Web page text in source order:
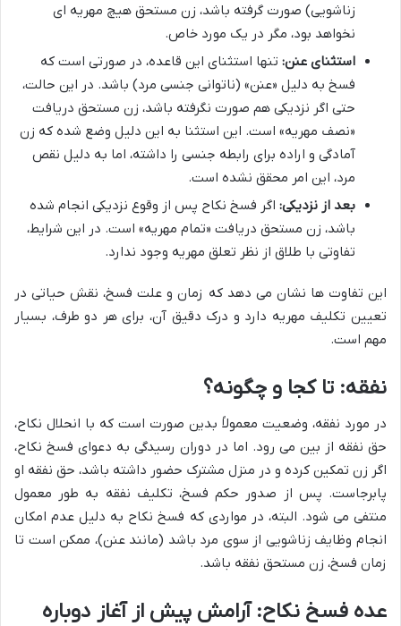
زناشویی) صورت گرفته باشد، زن مستحق هیچ مهریه ای
نخواهد بود، مگر در یک مورد خاص.
استثنای عنن: تنها استثنای این قاعده، در صورتی است که
فسخ به دلیل «عنن» (ناتوانی جنسی مرد) باشد. در این حالت،
حتی اگر نزدیکی هم صورت نگرفته باشد، زن مستحق دریافت
«نصف مهریه» است. این استثنا به این دلیل وضع شده که زن
آمادگی و اراده برای رابطه جنسی را داشته، اما به دلیل نقص
مرد، این امر محقق نشده است.
بعد از نزدیکی: اگر فسخ نکاح پس از وقوع نزدیکی انجام شده
باشد، زن مستحق دریافت «تمام مهریه» است. در این شرایط،
تفاوتی با طلاق از نظر تعلق مهریه وجود ندارد.
این تفاوت ها نشان می دهد که زمان و علت فسخ، نقش حیاتی در
تعیین تکلیف مهریه دارد و درک دقیق آن، برای هر دو طرف، بسیار
مهم است.
نفقه: تا کجا و چگونه؟
در مورد نفقه، وضعیت معمولاً بدین صورت است که با انحلال نکاح،
حق نفقه از بین می رود. اما در دوران رسیدگی به دعوای فسخ نکاح،
اگر زن تمکین کرده و در منزل مشترک حضور داشته باشد، حق نفقه او
پابرجاست. پس از صدور حکم فسخ، تکلیف نفقه به طور معمول
منتفی می شود. البته، در مواردی که فسخ نکاح به دلیل عدم امکان
انجام وظایف زناشویی از سوی مرد باشد (مانند عنن)، ممکن است تا
زمان فسخ، زن مستحق نفقه باشد.
عده فسخ نکاح: آرامش پیش از آغاز دوباره